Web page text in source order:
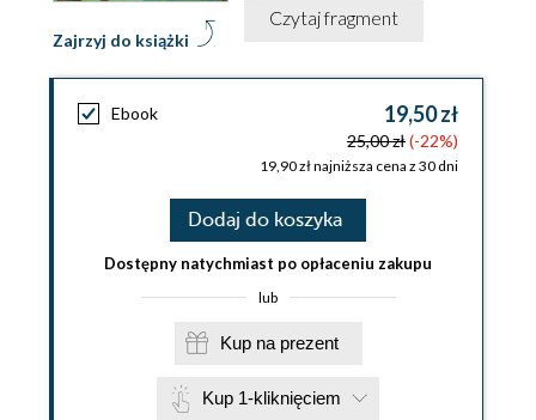
Zajrzyj do książki
Czytaj fragment
Ebook 19,50 zł
25,00 zł(-22%)
19,90 zł najniższa cena z 30 dni
Dodaj do koszyka
Dostępny natychmiast po opłaceniu zakupu
lub
Kup na prezent
Kup 1-kliknięciem